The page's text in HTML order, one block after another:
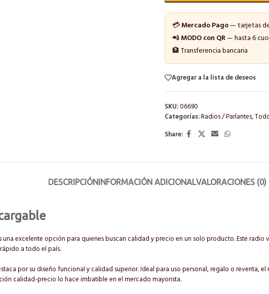
💳Mercado Pago— tarjetas
📲MODO con QR— hasta 6
🏦 Transferencia bancaria
Agregar a la lista de deseos
SKU:06690
Categorías:Radios / Parlantes,
Share:
DESCRIPCIÓNINFORMACIÓN ADICIONALVALORACIONES (0)
una excelente opción para quienes buscan calidad y precio en un solo producto. Este
a todo el país.
por su diseño funcional y calidad superior. Ideal para uso personal, regalo o reventa,
calidad-precio lo hace imbatible en el mercado mayorista.